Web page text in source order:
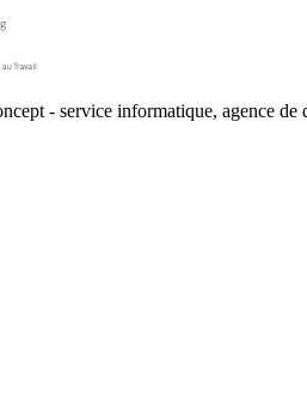
- service informatique, agence